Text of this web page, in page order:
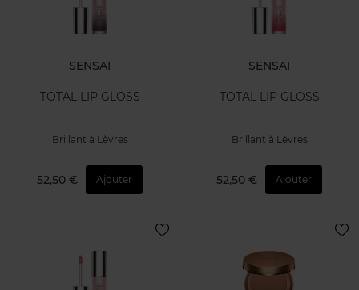
SENSAI
TOTAL LIP GLOSS
Brillant à Lèvres
52,50 € Ajouter
SENSAI
TOTAL LIP GLOSS
Brillant à Lèvres
52,50 € Ajouter